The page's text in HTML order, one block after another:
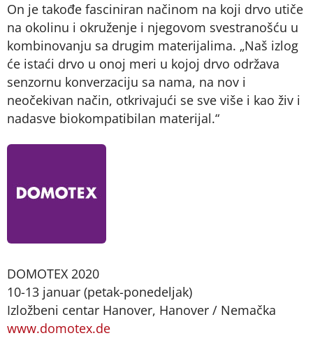
On je takođe fasciniran načinom na koji drvo utiče
na okolinu i okruženje i njegovom svestranošću u
kombinovanju sa drugim materijalima. „Naš izlog
će istaći drvo u onoj meri u kojoj drvo održava
senzornu konverzaciju sa nama, na nov i
neočekivan način, otkrivajući se sve više i kao živ i
nadasve biokompatibilan materijal.“
DOMOTEX 2020
10-13 januar (petak-ponedeljak)
Izložbeni centar Hanover, Hanover / Nemačka
www.domotex.de